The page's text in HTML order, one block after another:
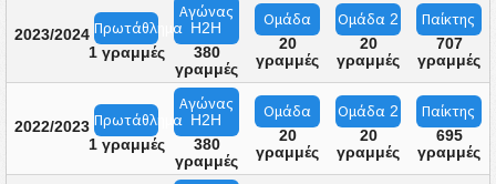
2023/2024 Πρωτάθλημα
1 γραμμές
Αγώνας
H2H
380
γραμμές
Ομάδα
20
γραμμές
Ομάδα 2
20
γραμμές
Παίκτης
707
γραμμές
2022/2023 Πρωτάθλημα
1 γραμμές
Αγώνας
H2H
380
γραμμές
Ομάδα
20
γραμμές
Ομάδα 2
20
γραμμές
Παίκτης
695
γραμμές